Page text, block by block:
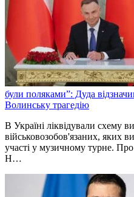
були поляками”: Дуда
Волинську трагедію
В Україні ліквідували схему
військовозобов'язаних, яких
участі у музичному турне.
Н…